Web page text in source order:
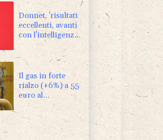
Donnet, 'risultati
eccellenti, avanti
con l'intelligenza
artificiale'
Il gas in forte
rialzo (+6%) a 55
euro al
Megawattora